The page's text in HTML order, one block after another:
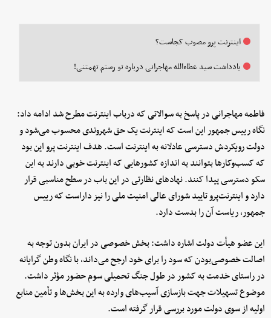
اینترنت پرو مصوب کجاست؟
یادداشت سید عطاءالله مهاجرانی درباره تو رستم تهمتنی!
فاطمه مهاجرانی در پاسخ به سوالاتی که درباب اینترنت مطرح شد ادامه داد:
نگاه رییس جمهور این است که اینترنت یک حق شهروندی محسوب می‌شود و
دولت رویکردش دسترسی عادلانه به اینترنت است‌. هدف اینترنت پرو این بود
که کسب‌وکارها بتوانند به اندازه کشورهایی که اینترنت خوبی دارند به این
سکو دسترسی پیدا کنند. نهادهای نظارتی در این باب در سطح مناسبی قرار
دارد و اینترنت‌پرو تایید شورای عالی امنیت ملی را نیز داراست که رییس
جمهور، ریاست آن را بدست دارد.
این عضو هیأت دولت اشاره داشت: بخش خصوصی در ایران بدون توجه به
اصالت خصوصی‌بودن که سود را برای خود ارجح می‌داند، با نگاه وطن گرایانه
در راستای خدمت به کشور در طول جنگ تحمیلی سوم حضور مؤثر داشت.
موضوع تسهیلات جهت بازسازی آسیب‌های وارده به این بخش‌ها و تأمین منابع
اولیه از سوی دولت مورد بررسی قرار گرفته است.